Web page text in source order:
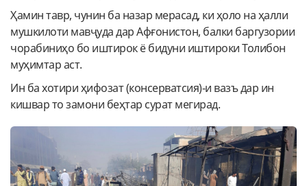
Ҳамин тавр, чунин ба назар мерасад, ки ҳоло на ҳалли
мушкилоти мавҷуда дар Афғонистон, балки баргузории
чорабиниҳо бо иштирок ё бидуни иштироки Толибон
муҳимтар аст.
Ин ба хотири ҳифозат (консерватсия)-и вазъ дар ин
кишвар то замони беҳтар сурат мегирад.